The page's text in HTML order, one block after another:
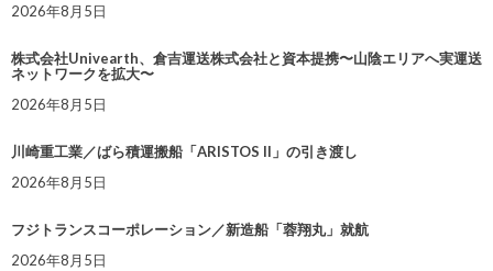
2026年8月5日
株式会社Univearth、倉吉運送株式会社と資本提携〜山陰エリアへ実運送
ネットワークを拡大〜
2026年8月5日
川崎重工業／ばら積運搬船「ARISTOS II」の引き渡し
2026年8月5日
フジトランスコーポレーション／新造船「蓉翔丸」就航
2026年8月5日